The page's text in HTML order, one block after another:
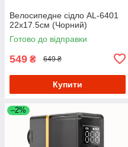
Велосипедне сідло AL-6401
22х17.5см (Чорний)
Готово до відправки
549 ₴ 649 ₴
Купити
–2%